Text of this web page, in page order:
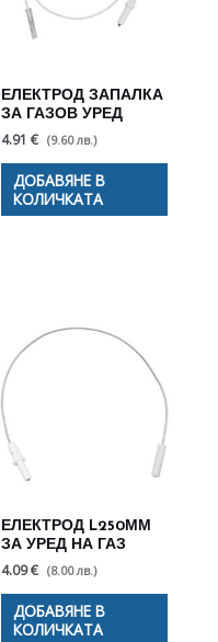
ЕЛЕКТРОД ЗАПАЛКА
ЗА ГАЗОВ УРЕД
4.91 € (9.60 лв.)
ДОБАВЯНЕ В
КОЛИЧКАТА
ЕЛЕКТРОД L250ММ
ЗА УРЕД НА ГАЗ
4.09 € (8.00 лв.)
ДОБАВЯНЕ В
КОЛИЧКАТА